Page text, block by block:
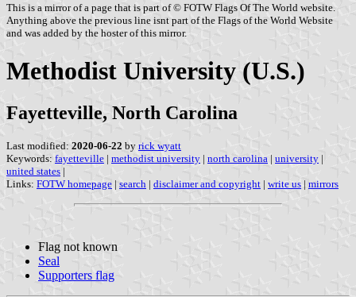
This is a mirror of a page that is part of © FOTW Flags Of The World website.
Anything above the previous line isnt part of the Flags of the World Website
and was added by the hoster of this mirror.
Methodist University (U.S.)
Fayetteville, North Carolina
Last modified: 2020-06-22 by rick wyatt
Keywords: fayetteville | methodist university | north carolina | university |
united states |
Links: FOTW homepage | search | disclaimer and copyright | write us | mirrors
Flag not known
Seal
Supporters flag